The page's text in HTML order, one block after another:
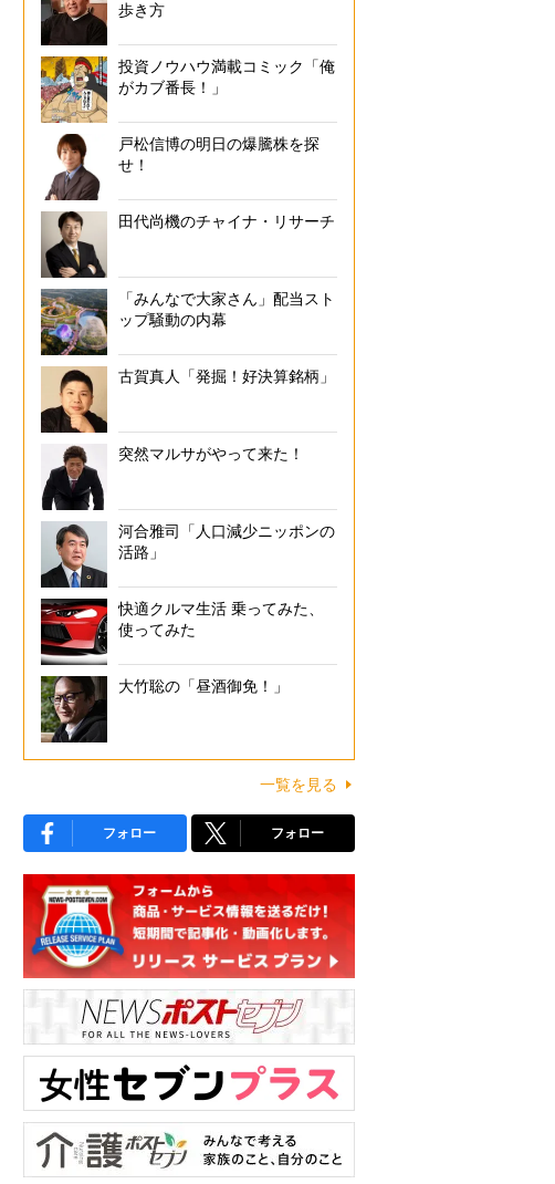
歩き方
投資ノウハウ満載コミック「俺
がカブ番長！」
戸松信博の明日の爆騰株を探
せ！
田代尚機のチャイナ・リサーチ
「みんなで大家さん」配当スト
ップ騒動の内幕
古賀真人「発掘！好決算銘柄」
突然マルサがやって来た！
河合雅司「人口減少ニッポンの
活路」
快適クルマ生活 乗ってみた、
使ってみた
大竹聡の「昼酒御免！」
一覧を見る
フォロー フォロー